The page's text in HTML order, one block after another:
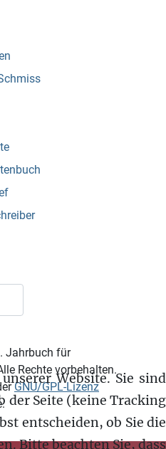
Jahrbuch für
Rechte vorbehalten.
GNU/GPL-Lizenz
Website. Sie sind
der Seite (keine Tracking
entscheiden, ob Sie die
Bitte beachten Sie, dass